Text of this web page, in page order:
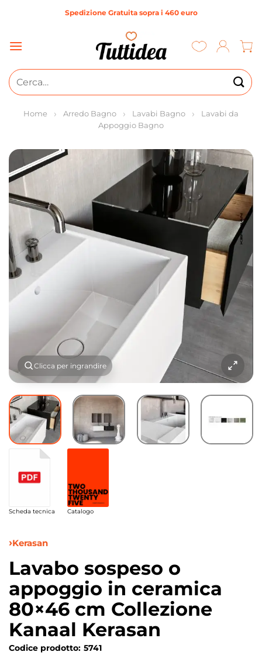
Spedizione Gratuita sopra i 460 euro
Cerca:
Home Arredo Bagno Lavabi Bagno
Lavabi da
Appoggio Bagno
Clicca per ingrandire
Scheda tecnica Catalogo
Kerasan
Lavabo sospeso o
appoggio in ceramica
80×46 cm Collezione
Kanaal Kerasan
Codice prodotto: 5741